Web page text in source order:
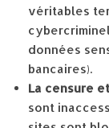
véritables
données
bancaires).
La censure
sont